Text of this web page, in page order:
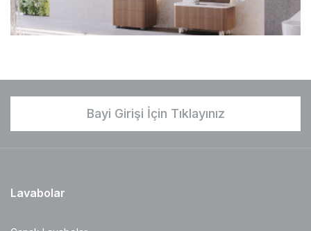
Bayi Girişi İçin Tıklayınız
Lavabolar